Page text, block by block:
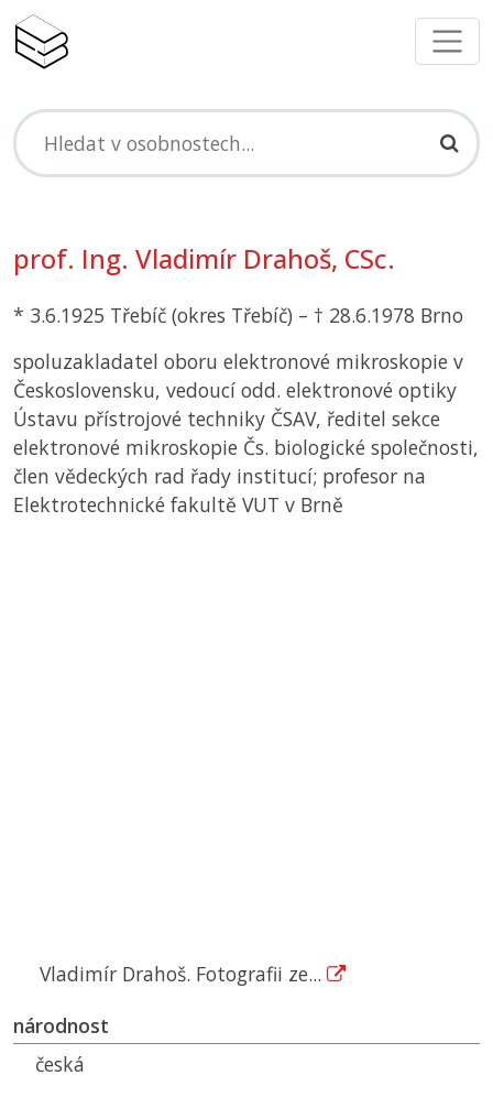
prof. Ing. Vladimír Drahoš, CSc.
* 3.6.1925 Třebíč (okres Třebíč) – † 28.6.1978 Brno
spoluzakladatel oboru elektronové mikroskopie v
Československu, vedoucí odd. elektronové optiky
Ústavu přístrojové techniky ČSAV, ředitel sekce
elektronové mikroskopie Čs. biologické společnosti,
člen vědeckých rad řady institucí; profesor na
Elektrotechnické fakultě VUT v Brně
Vladimír Drahoš. Fotografii ze...
národnost
česká